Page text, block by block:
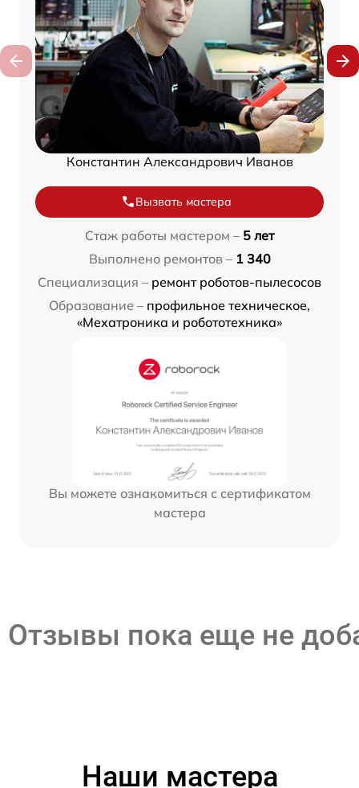
Константин Александрович Иванов
Вызвать мастера
Стаж работы мастером – 5 лет
Выполнено ремонтов – 1 340
Специализация – ремонт роботов-пылесосов
Образование – профильное техническое,
«Мехатроника и робототехника»
Вы можете ознакомиться с сертификатом
мастера
Отзывы пока еще не
Наши мастера